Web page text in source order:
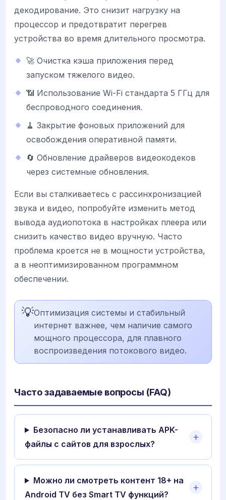
декодирование. Это снизит нагрузку на
процессор и предотвратит перегрев
устройства во время длительного просмотра.
🚀 Очистка кэша приложения перед
запуском тяжелого видео.
📶 Использование Wi-Fi стандарта 5 ГГц для
беспроводного соединения.
🧹 Закрытие фоновых приложений для
освобождения оперативной памяти.
🔄 Обновление драйверов видеокодеков
через системные обновления.
Если вы сталкиваетесь с рассинхронизацией
звука и видео, попробуйте изменить метод
вывода аудиопотока в настройках плеера или
снизить качество видео вручную. Часто
проблема кроется не в мощности устройства,
а в неоптимизированном программном
обеспечении.
💡Оптимизация системы и стабильный
интернет важнее, чем наличие самого
мощного процессора, для плавного
воспроизведения потокового видео.
Часто задаваемые вопросы (FAQ)
Безопасно ли устанавливать APK-
файлы с сайтов для взрослых?
Можно ли смотреть контент 18+ на
Android TV без Smart TV функций?